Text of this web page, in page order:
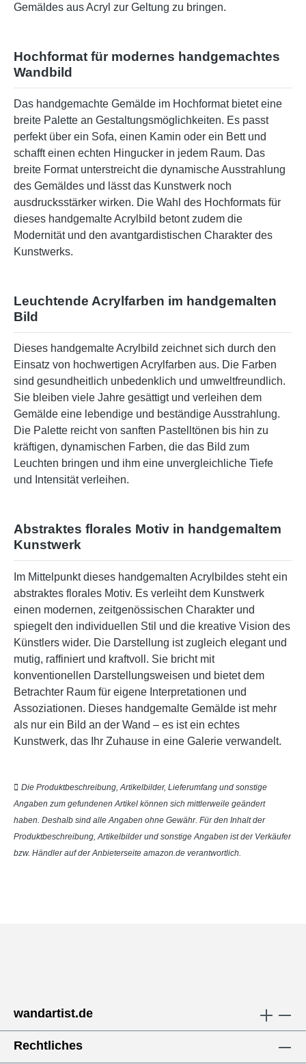
Gemäldes aus Acryl zur Geltung zu bringen.
Hochformat für modernes handgemachtes
Wandbild
Das handgemachte Gemälde im Hochformat bietet eine
breite Palette an Gestaltungsmöglichkeiten. Es passt
perfekt über ein Sofa, einen Kamin oder ein Bett und
schafft einen echten Hingucker in jedem Raum. Das
breite Format unterstreicht die dynamische Ausstrahlung
des Gemäldes und lässt das Kunstwerk noch
ausdrucksstärker wirken. Die Wahl des Hochformats für
dieses handgemalte Acrylbild betont zudem die
Modernität und den avantgardistischen Charakter des
Kunstwerks.
Leuchtende Acrylfarben im handgemalten
Bild
Dieses handgemalte Acrylbild zeichnet sich durch den
Einsatz von hochwertigen Acrylfarben aus. Die Farben
sind gesundheitlich unbedenklich und umweltfreundlich.
Sie bleiben viele Jahre gesättigt und verleihen dem
Gemälde eine lebendige und beständige Ausstrahlung.
Die Palette reicht von sanften Pastelltönen bis hin zu
kräftigen, dynamischen Farben, die das Bild zum
Leuchten bringen und ihm eine unvergleichliche Tiefe
und Intensität verleihen.
Abstraktes florales Motiv in handgemaltem
Kunstwerk
Im Mittelpunkt dieses handgemalten Acrylbildes steht ein
abstraktes florales Motiv. Es verleiht dem Kunstwerk
einen modernen, zeitgenössischen Charakter und
spiegelt den individuellen Stil und die kreative Vision des
Künstlers wider. Die Darstellung ist zugleich elegant und
mutig, raffiniert und kraftvoll. Sie bricht mit
konventionellen Darstellungsweisen und bietet dem
Betrachter Raum für eigene Interpretationen und
Assoziationen. Dieses handgemalte Gemälde ist mehr
als nur ein Bild an der Wand – es ist ein echtes
Kunstwerk, das Ihr Zuhause in eine Galerie verwandelt.
Die Produktbeschreibung, Artikelbilder, Lieferumfang und sonstige
Angaben zum gefundenen Artikel können sich mittlerweile geändert
haben. Deshalb sind alle Angaben ohne Gewähr. Für den Inhalt der
Produktbeschreibung, Artikelbilder und sonstige Angaben ist der Verkäufer
bzw. Händler auf der Anbieterseite amazon.de verantwortlich.
wandartist.de
Rechtliches